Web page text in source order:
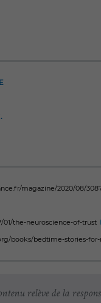
magazine/2020/08/
01/the-neuroscience-of-trust
books/bedtime-stories-
relève de la